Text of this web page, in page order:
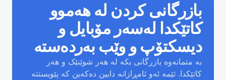
بازرگانی کردن لە هەموو
کاتێکدا لەسەر مۆبایل و
دیسکتۆپ و وێب بەردەستە
بە متمانەوە بازرگانی بکە لە هەر شوێنێک و هەر
کاتێکدا. ئێمە ئەو ئامڕازانە دابین دەکەین کە پێویستتە